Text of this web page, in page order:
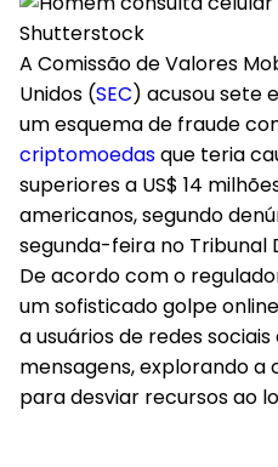
Shutterstock
A Comissão de Valores
Unidos (SEC) acusou sete
um esquema de fraude
criptomoedasque teria
superiores a US$ 14
americanos, segundo
segunda-feira no Tribunal
De acordo com o
um sofisticado golpe
a usuários de redes
mensagens, explorando a
para desviar recursos ao